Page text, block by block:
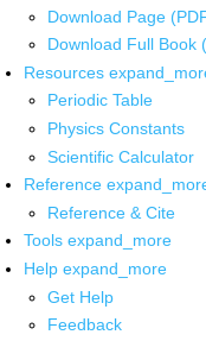
Download Page
Download Full Book
Resources
Periodic Table
Physics Constants
Scientific Calculator
Reference
Reference & Cite
Tools expand_more
Help expand_more
Get Help
Feedback